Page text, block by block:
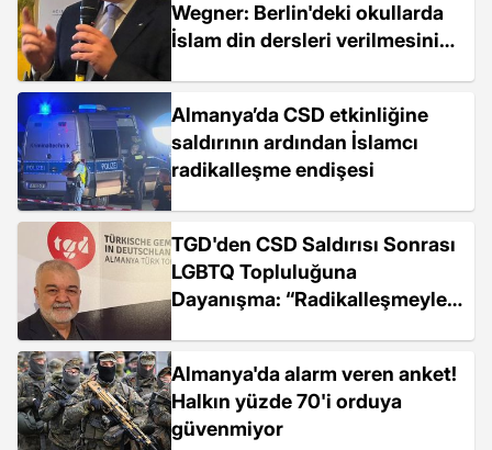
Wegner: Berlin'deki okullarda
İslam din dersleri verilmesini
Almanya’da CSD etkinliğine
saldırının ardından İslamcı
radikalleşme endişesi
TGD'den CSD Saldırısı Sonrası
LGBTQ Topluluğuna
Dayanışma: “Radikalleşmeyle
Almanya'da alarm veren anket!
Halkın yüzde 70'i orduya
güvenmiyor